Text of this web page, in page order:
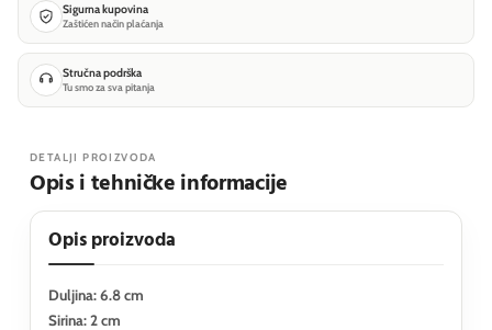
Sigurna kupovina
Zaštićen način plaćanja
Stručna podrška
Tu smo za sva pitanja
DETALJI PROIZVODA
Opis i tehničke informacije
Opis proizvoda
Duljina: 6.8 cm
Sirina: 2 cm